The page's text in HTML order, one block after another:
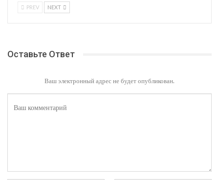
PREV NEXT
Оставьте Ответ
Ваш электронный адрес не будет опубликован.